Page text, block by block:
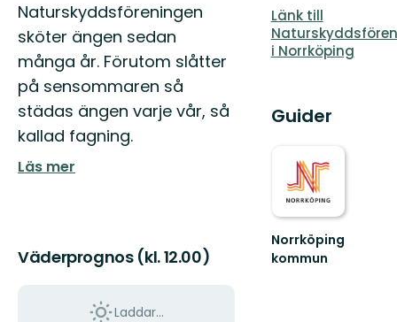
Naturskyddsföreningen
sköter ängen sedan
många år. Förutom slåtter
på sensommaren så
städas ängen varje vår, så
kallad fagning.
Läs mer
Väderprognos (kl. 12.00)
Laddar...
Länk till
i Norrköping
Guider
Norrköping
kommun